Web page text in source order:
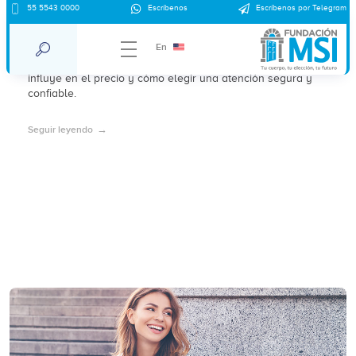
55 5543 0000 Escríbenos Escríbenos por Telegram
En
Precio del aborto en Cancún en 2026:
precios aproximados y contexto legal
Conoce cuánto cuesta abortar en Cancún en 2026, qué
influye en el precio y cómo elegir una atención segura y
confiable.
Seguir leyendo